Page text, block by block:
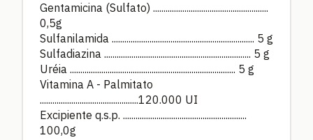
Gentamicina (Sulfato) .......................................................
0,5g
Sulfanilamida .................................................................... 5 g
Sulfadiazina ...................................................................... 5 g
Uréia ............................................................................... 5 g
Vitamina A - Palmitato
...............................................120.000 UI
Excipiente q.s.p. ...........................................................
100,0g